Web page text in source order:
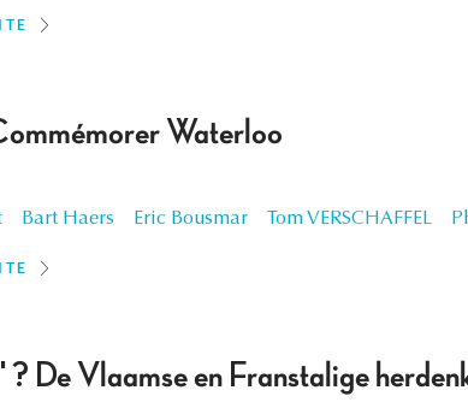
Waterloo
Bart Haers Eric Bousmar Tom VERSCHAFFEL
De Vlaamse en Franstalige